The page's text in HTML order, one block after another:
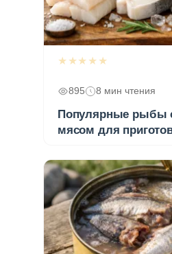
★★★★★
895 8 мин чтения
Популярные рыбы
мясом для